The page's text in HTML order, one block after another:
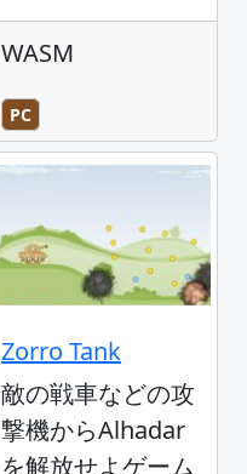
WASM
PC
Zorro Tank
敵の戦車などの攻
撃機からAlhadar
を解放せよゲーム